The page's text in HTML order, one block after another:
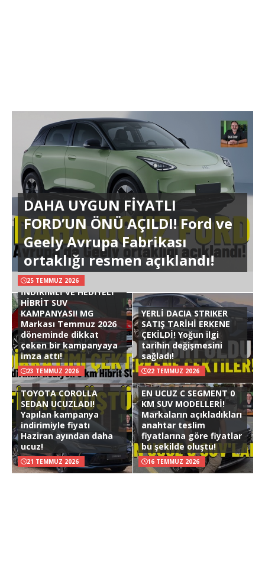
DAHA UYGUN FİYATLI
FORD’UN ÖNÜ AÇILDI! Ford ve
Geely Avrupa Fabrikası
ortaklığı resmen açıklandı!
25 TEMMUZ 2026
İNDİRİMLİ VE HEDİYELİ
HİBRİT SUV
KAMPANYASI! MG
Markası Temmuz 2026
döneminde dikkat
çeken bir kampanyaya
imza attı!
23 TEMMUZ 2026
YERLİ DACIA STRIKER
SATIŞ TARİHİ ERKENE
ÇEKİLDİ! Yoğun ilgi
tarihin değişmesini
sağladı!
22 TEMMUZ 2026
TOYOTA COROLLA
SEDAN UCUZLADI!
Yapılan kampanya
indirimiyle fiyatı
Haziran ayından daha
ucuz!
21 TEMMUZ 2026
EN UCUZ C SEGMENT 0
KM SUV MODELLERİ!
Markaların açıkladıkları
anahtar teslim
fiyatlarına göre fiyatlar
bu şekilde oluştu!
16 TEMMUZ 2026